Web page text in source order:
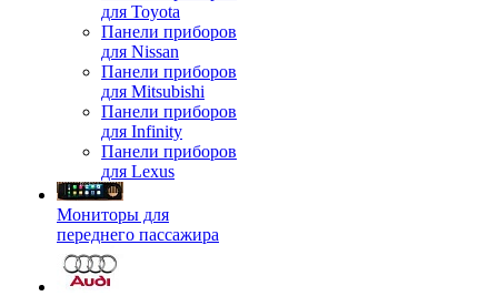
для Toyota
Панели приборов
для Nissan
Панели приборов
для Mitsubishi
Панели приборов
для Infinity
Панели приборов
для Lexus
Мониторы для
переднего пассажира